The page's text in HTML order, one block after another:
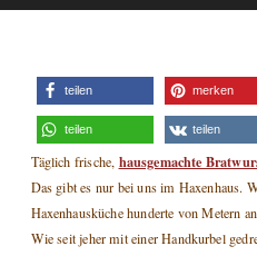
teilen merken
teilen teilen
Täglich frische, hausgemachte
Das gibt es nur bei uns im Haxenhaus.
Haxenhausküche hunderte von Metern
Wie seit jeher mit einer Handkurbel